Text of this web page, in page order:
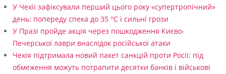
У Чехії зафіксували перший цього року «супертропічний»
день: попереду спека до 35 °C і сильні грози
У Празі пройде акція через пошкодження Києво-
Печерської лаври внаслідок російської атаки
Чехія підтримала новий пакет санкцій проти Росії: під
обмеження можуть потрапити десятки банків і військові